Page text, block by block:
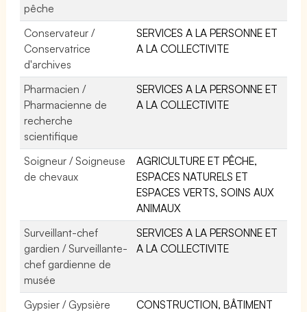
pêche
Conservateur /
Conservatrice
d'archives
SERVICES A LA PERSONNE ET
A LA COLLECTIVITE
Pharmacien /
Pharmacienne de
recherche
scientifique
SERVICES A LA PERSONNE ET
A LA COLLECTIVITE
Soigneur / Soigneuse
de chevaux
AGRICULTURE ET PÊCHE,
ESPACES NATURELS ET
ESPACES VERTS, SOINS AUX
ANIMAUX
Surveillant-chef
gardien / Surveillante-
chef gardienne de
musée
SERVICES A LA PERSONNE ET
A LA COLLECTIVITE
Gypsier / Gypsière
CONSTRUCTION, BÂTIMENT